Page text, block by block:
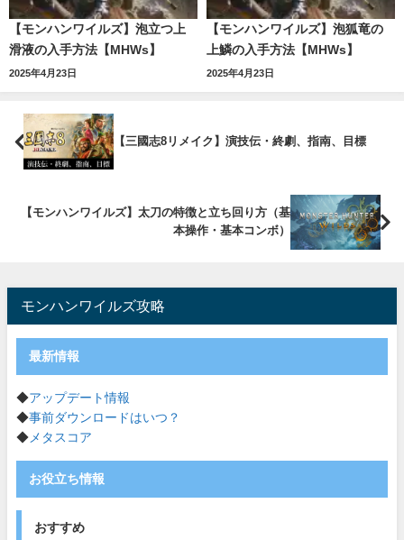
【モンハンワイルズ】泡立つ上
滑液の入手方法【MHWs】
2025年4月23日
【モンハンワイルズ】泡狐竜の
上鱗の入手方法【MHWs】
2025年4月23日
【三國志8リメイク】演技伝・終劇、指南、目標
【モンハンワイルズ】太刀の特徴と立ち回り方（基
本操作・基本コンボ）
モンハンワイルズ攻略
最新情報
◆アップデート情報
◆事前ダウンロードはいつ？
◆ メタスコア
お役立ち情報
おすすめ